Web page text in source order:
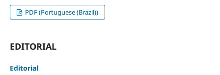
PDF (Portuguese (Brazil))
EDITORIAL
Editorial